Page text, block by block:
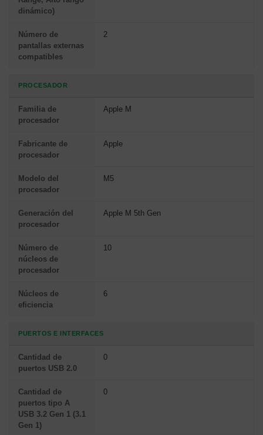
dinámico)
Número de
pantallas externas
compatibles
2
PROCESADOR
Familia de
procesador
Apple M
Fabricante de
procesador
Apple
Modelo del
procesador
M5
Generación del
procesador
Apple M 5th Gen
Número de
núcleos de
procesador
10
Núcleos de
eficiencia
6
PUERTOS E INTERFACES
Cantidad de
puertos USB 2.0
0
Cantidad de
puertos tipo A
USB 3.2 Gen 1 (3.1
Gen 1)
0